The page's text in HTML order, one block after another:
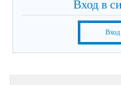
Вход в
Вход